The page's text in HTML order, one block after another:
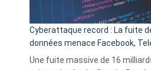
Party
pour
comparer
vos
goûts
Cyberattaque record : La fuite
données menace Facebook,
Une fuite massive de 16